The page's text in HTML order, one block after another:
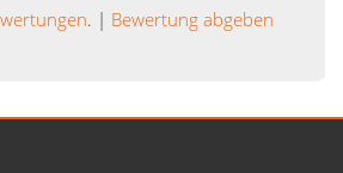
. | Bewertung abgeben